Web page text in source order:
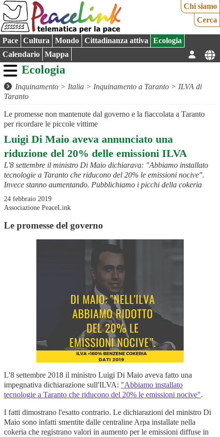
Chi siamo
Cerca
Pace Cultura Mondo Cittadinanza attiva
Ecologia
Calendario
Mappa
Ecologia
Inquinamento > Italia > Inquinamento a Taranto > ILVA di
Taranto
Le promesse non mantenute dal governo e la fiaccolata a Taranto
per ricordare le piccole vittime
Luigi Di Maio aveva annunciato una
riduzione del 20% delle emissioni ILVA
L'8 settembre il ministro Di Maio dichiarava: "Abbiamo installato
tecnologie a Taranto che riducono del 20% le emissioni nocive".
Invece stanno aumentando. Pubblichiamo i picchi della cokeria
24 febbraio 2019
Associazione PeaceLink
Le promesse del governo
L'8 settembre 2018 il ministro Luigi Di Maio aveva fatto una
impegnativa dichiarazione sull'ILVA: "Abbiamo installato
tecnologie a Taranto che riducono del 20% le emissioni nocive".
I fatti dimostrano l'esatto contrario. Le dichiarazioni del ministro Di
Maio sono infatti smentite dalle centraline Arpa installate nella
cokeria che registrano valori in aumento per le emissioni diffuse in